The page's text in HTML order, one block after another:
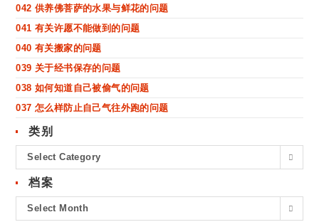
042 供养佛菩萨的水果与鲜花的问题
041 有关许愿不能做到的问题
040 有关搬家的问题
039 关于经书保存的问题
038 如何知道自己被偷气的问题
037 怎么样防止自己气往外跑的问题
类别
Select Category
档案
Select Month